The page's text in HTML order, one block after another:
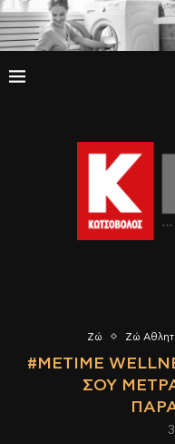
Ζώ Ζώ
#ΜΕΤΙΜΕ
ΣΟΥ